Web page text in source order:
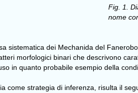
Fig. 1.
nome
sistematica dei Mechanida del
morfologici binari che descrivono
in quanto probabile esempio della
come strategia di inferenza, risulta il